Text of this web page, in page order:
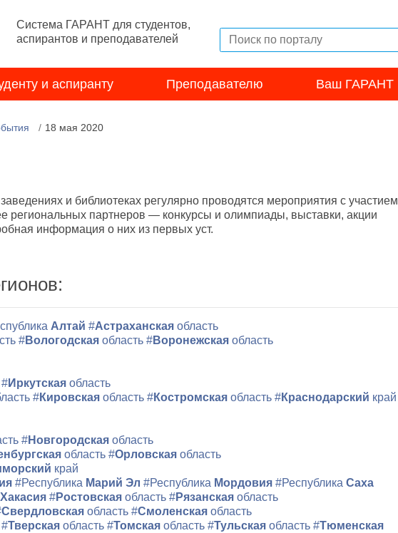
Система ГАРАНТ для студентов,
аспирантов и преподавателей
и аспиранту Преподавателю Ваш ГАРАНТ
18 мая 2020
и библиотеках регулярно проводятся мероприятия с участием
региональных партнеров — конкурсы и олимпиады, выставки, акции
информация о них из первых уст.
Алтай #Астраханская область
#Вологодская область #Воронежская область
#Иркутская область
#Кировская область #Костромская область #Краснодарский край
#Новгородская область
область #Орловская область
край
#Республика Марий Эл #Республика Мордовия #Республика Саха
Хакасия #Ростовская область #Рязанская область
Свердловская область #Смоленская область
#Тверская область #Томская область #Тульская область #Тюменская